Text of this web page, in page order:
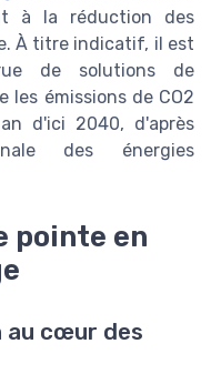
à la réduction des
À titre indicatif, il est
de solutions de
les émissions de CO2
d'ici 2040, d'après
des énergies
pointe en
au cœur des